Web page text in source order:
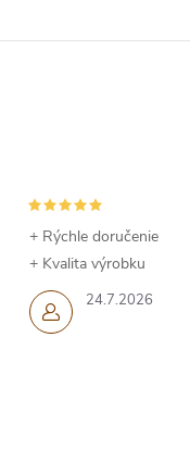
24.7.2026
+ Rýchle doručenie
+ Kvalita výrobku